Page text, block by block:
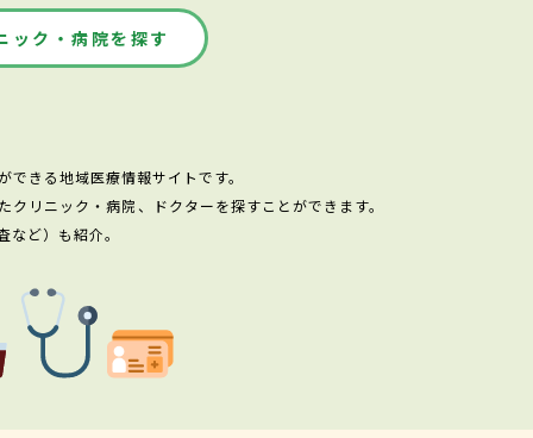
ック・病院を探す
きる地域医療情報サイトです。
リニック・病院、ドクターを探すことができます。
ど）も紹介。